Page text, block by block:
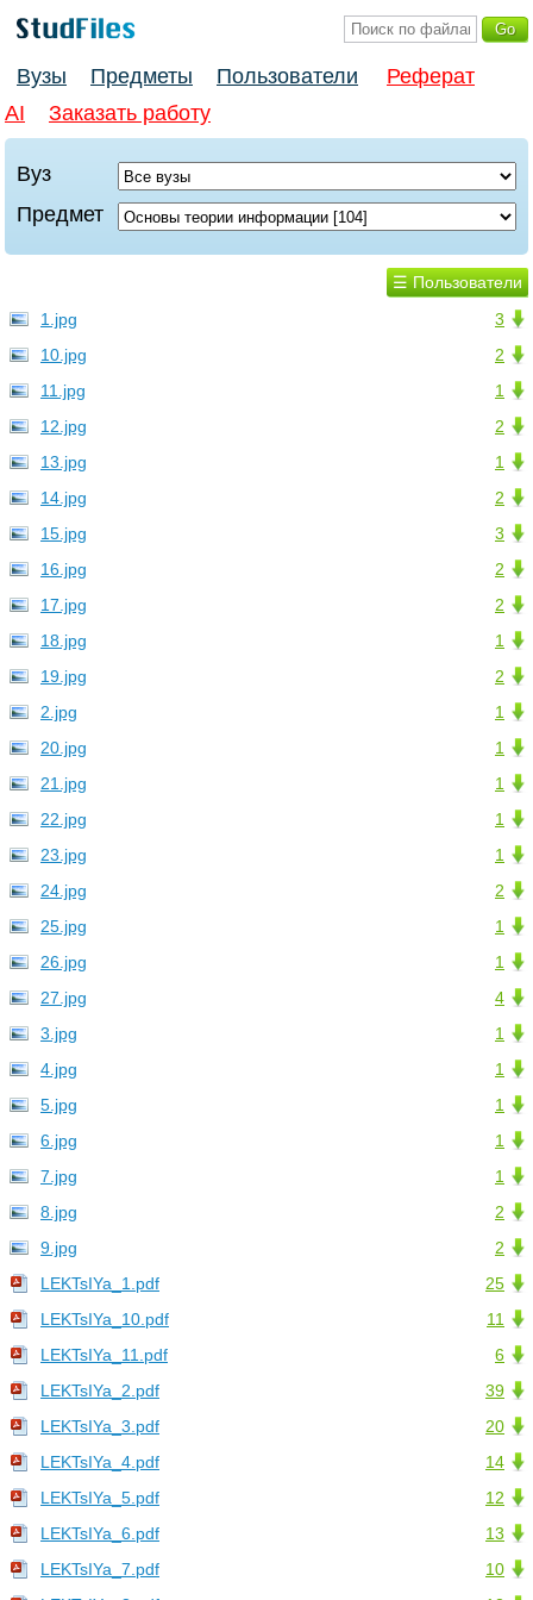
Вузы Предметы Пользователи
Реферат
AI
Заказать работу
Вуз
Предмет
☰ Пользователи
3
1.jpg
2
10.jpg
1
11.jpg
2
12.jpg
1
13.jpg
2
14.jpg
3
15.jpg
2
16.jpg
2
17.jpg
1
18.jpg
2
19.jpg
1
2.jpg
1
20.jpg
1
21.jpg
1
22.jpg
1
23.jpg
2
24.jpg
1
25.jpg
1
26.jpg
4
27.jpg
1
3.jpg
1
4.jpg
1
5.jpg
1
6.jpg
1
7.jpg
2
8.jpg
2
9.jpg
25
LEKTsIYa_1.pdf
11
LEKTsIYa_10.pdf
6
LEKTsIYa_11.pdf
39
LEKTsIYa_2.pdf
20
LEKTsIYa_3.pdf
14
LEKTsIYa_4.pdf
12
LEKTsIYa_5.pdf
13
LEKTsIYa_6.pdf
10
LEKTsIYa_7.pdf